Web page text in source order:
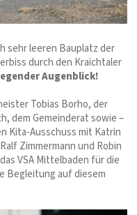
sehr leeren Bauplatz der
durch den Kraichtaler
Augenblick!
Tobias Borho, der
dem Gemeinderat sowie –
Kita-Ausschuss mit Katrin
Zimmermann und Robin
VSA Mittelbaden für die
Begleitung auf diesem